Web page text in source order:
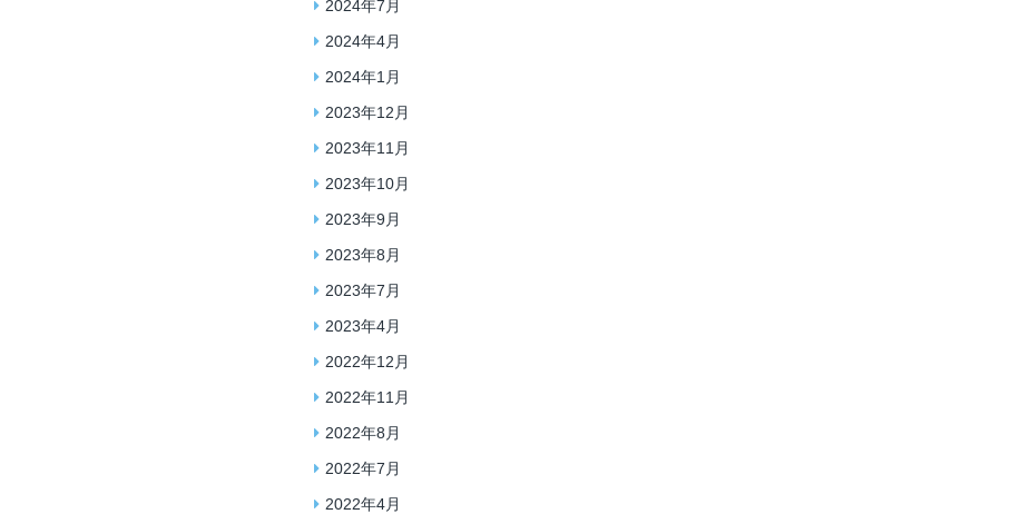
2024年7月
2024年4月
2024年1月
2023年12月
2023年11月
2023年10月
2023年9月
2023年8月
2023年7月
2023年4月
2022年12月
2022年11月
2022年8月
2022年7月
2022年4月